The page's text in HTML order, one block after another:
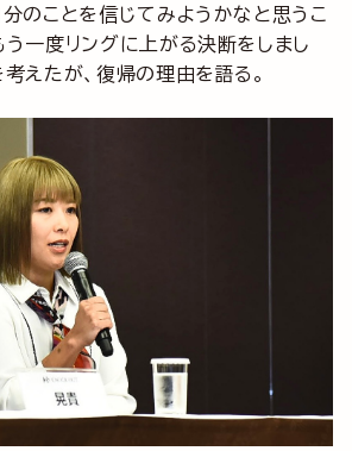
分のことを信じてみようかなと思うこ
う一度リングに上がる決断をしまし
えたが、復帰の理由を語る。